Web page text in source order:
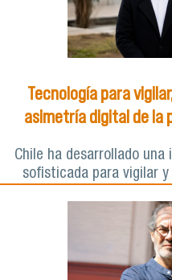
Tecnología para
asimetría digital de la
Chile ha desarrollado
sofisticada para vigilar